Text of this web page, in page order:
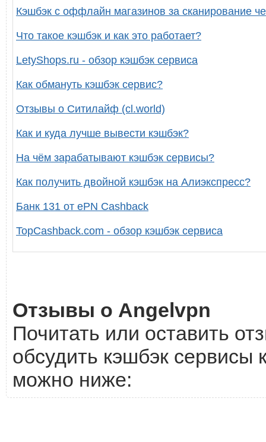
Кэшбэк с оффлайн магазинов за сканирование
Что такое кэшбэк и как это работает?
LetyShops.ru - обзор кэшбэк сервиса
Как обмануть кэшбэк сервис?
Отзывы о Ситилайф (cl.world)
Как и куда лучше вывести кэшбэк?
На чём зарабатывают кэшбэк сервисы?
Как получить двойной кэшбэк на Алиэкспресс?
Банк 131 от ePN Cashback
TopCashback.com - обзор кэшбэк сервиса
Отзывы о Angelvpn
Почитать или оставить
обсудить кэшбэк сервисы
можно ниже: